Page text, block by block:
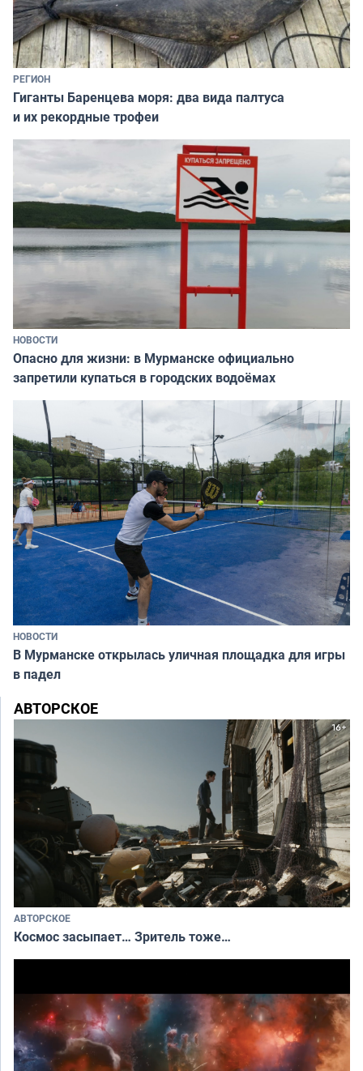
РЕГИОН
Гиганты Баренцева моря: два вида палтуса
и их рекордные трофеи
НОВОСТИ
Опасно для жизни: в Мурманске официально
запретили купаться в городских водоёмах
НОВОСТИ
В Мурманске открылась уличная площадка для игры
в падел
АВТОРСКОЕ
АВТОРСКОЕ
Космос засыпает… Зритель тоже…